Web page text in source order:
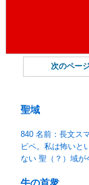
次のペー
聖域
840 名前：長文ス
ピペ。私は怖いと
ない 聖（？）域が
牛の首衆